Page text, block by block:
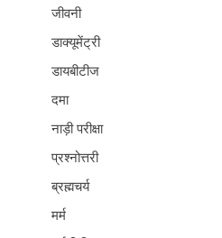
जीवनी
डाक्यूमेंट्री
डायबीटीज
दमा
नाड़ी परीक्षा
प्रश्नोत्तरी
ब्रह्मचर्य
मर्म